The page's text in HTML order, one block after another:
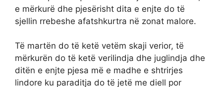
e mërkurë dhe pjesërisht dita e enjte do të
sjellin rrebeshe afatshkurtra në zonat malore.
Të martën do të ketë vetëm skaji verior, të
mërkurën do të ketë verilindja dhe juglindja dhe
ditën e enjte pjesa më e madhe e shtrirjes
lindore ku paraditja do të jetë me diell por